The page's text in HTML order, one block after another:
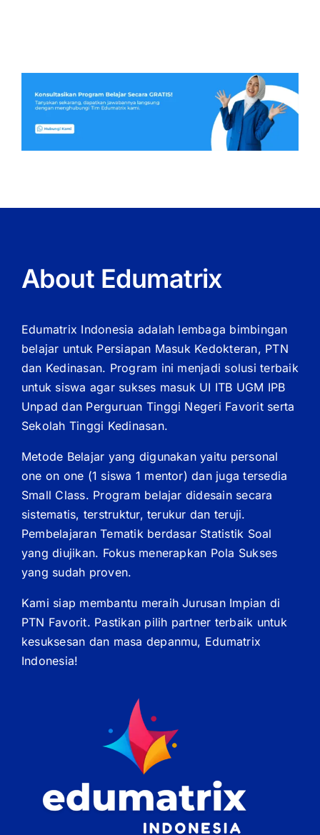
About Edumatrix
Edumatrix Indonesia adalah lembaga bimbingan
belajar untuk Persiapan Masuk Kedokteran, PTN
dan Kedinasan. Program ini menjadi solusi terbaik
untuk siswa agar sukses masuk UI ITB UGM IPB
Unpad dan Perguruan Tinggi Negeri Favorit serta
Sekolah Tinggi Kedinasan.
Metode Belajar yang digunakan yaitu personal
one on one (1 siswa 1 mentor) dan juga tersedia
Small Class. Program belajar didesain secara
sistematis, terstruktur, terukur dan teruji.
Pembelajaran Tematik berdasar Statistik Soal
yang diujikan. Fokus menerapkan Pola Sukses
yang sudah proven.
Kami siap membantu meraih Jurusan Impian di
PTN Favorit. Pastikan pilih partner terbaik untuk
kesuksesan dan masa depanmu, Edumatrix
Indonesia!